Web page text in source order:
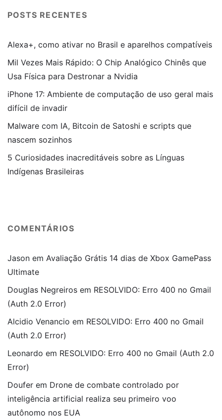
POSTS RECENTES
Alexa+, como ativar no Brasil e aparelhos compatíveis
Mil Vezes Mais Rápido: O Chip Analógico Chinês que
Usa Física para Destronar a Nvidia
iPhone 17: Ambiente de computação de uso geral mais
difícil de invadir
Malware com IA, Bitcoin de Satoshi e scripts que
nascem sozinhos
5 Curiosidades inacreditáveis sobre as Línguas
Indígenas Brasileiras
COMENTÁRIOS
Jason em Avaliação Grátis 14 dias de Xbox GamePass
Ultimate
Douglas Negreiros em RESOLVIDO: Erro 400 no Gmail
(Auth 2.0 Error)
Alcidio Venancio em RESOLVIDO: Erro 400 no Gmail
(Auth 2.0 Error)
Leonardo em RESOLVIDO: Erro 400 no Gmail (Auth 2.0
Error)
Doufer em Drone de combate controlado por
inteligência artificial realiza seu primeiro voo
autônomo nos EUA